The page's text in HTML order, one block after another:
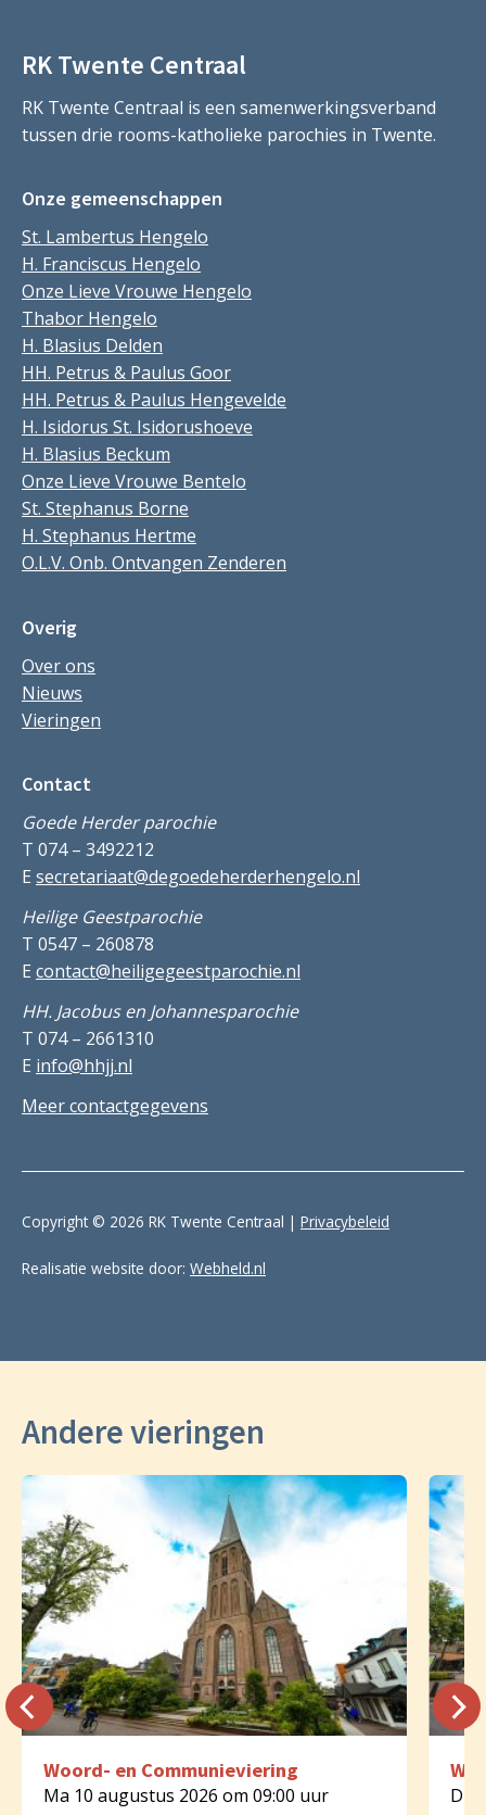
RK Twente Centraal
RK Twente Centraal is een samenwerkingsverband
tussen drie rooms-katholieke parochies in Twente.
Onze gemeenschappen
St. Lambertus Hengelo
H. Franciscus Hengelo
Onze Lieve Vrouwe Hengelo
Thabor Hengelo
H. Blasius Delden
HH. Petrus & Paulus Goor
HH. Petrus & Paulus Hengevelde
H. Isidorus St. Isidorushoeve
H. Blasius Beckum
Onze Lieve Vrouwe Bentelo
St. Stephanus Borne
H. Stephanus Hertme
O.L.V. Onb. Ontvangen Zenderen
Overig
Over ons
Nieuws
Vieringen
Contact
Goede Herder parochie
T 074 – 3492212
E secretariaat@degoedeherderhengelo.nl
Heilige Geestparochie
T 0547 – 260878
E contact@heiligegeestparochie.nl
HH. Jacobus en Johannesparochie
T 074 – 2661310
E info@hhjj.nl
Meer contactgegevens
Copyright © 2026 RK Twente Centraal | Privacybeleid
Realisatie website door: Webheld.nl
Andere vieringen
Woord- en Communieviering
Ma 10 augustus 2026 om 09:00 uur
Di